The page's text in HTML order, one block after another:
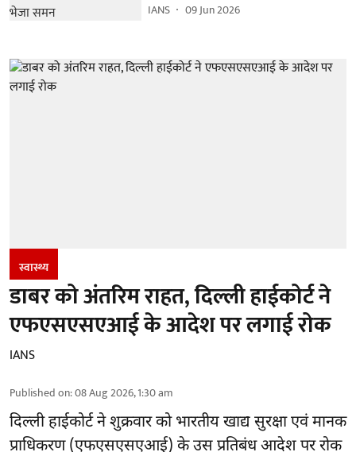
IANS 09 Jun 2026
स्वास्थ्य
डाबर को अंतरिम राहत, दिल्ली हाईकोर्ट ने
एफएसएसएआई के आदेश पर लगाई रोक
IANS
Published on:08 Aug 2026, 1:30 am
दिल्ली हाईकोर्ट ने शुक्रवार को भारतीय खाद्य सुरक्षा एवं मानक
प्राधिकरण(एफएसएसएआई) के उस प्रतिबंध आदेश पर रोक